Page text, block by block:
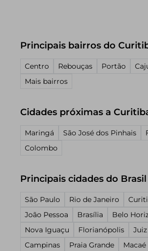
Principais bairros do
Centro Rebouças Portão
Mais bairros
Cidades próximas a
Maringá São José dos Pinhais
Colombo
Principais cidades do Brasil
São Paulo Rio de Janeiro
João Pessoa
Brasília Belo
Nova Iguaçu
Florianópolis
Campinas
Praia Grande Macaé